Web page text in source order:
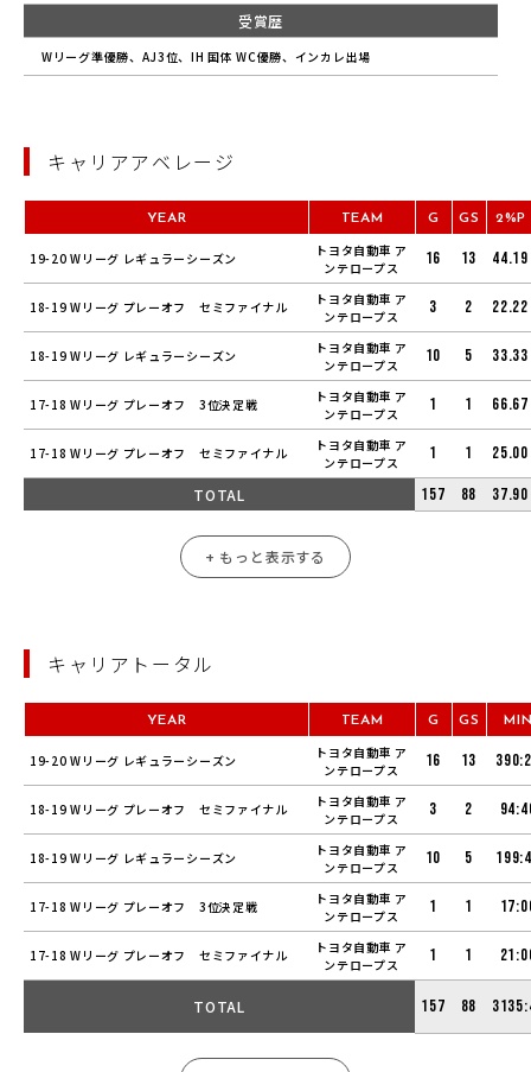
受賞歴
Wリーグ準優勝、AJ3位、IH 国体 WC優勝、インカレ出場
キャリアアベレージ
YEAR TEAM G GS 2%P
19-20 Wリーグ レギュラーシーズン
トヨタ自動車 ア
ンテロープス
16 13 44.19
18-19 Wリーグ プレーオフ セミファイナル
トヨタ自動車 ア
ンテロープス
3 2 22.22
18-19 Wリーグ レギュラーシーズン
トヨタ自動車 ア
ンテロープス
10 5 33.33
17-18 Wリーグ プレーオフ 3位決定戦
トヨタ自動車 ア
ンテロープス
1 1 66.67
17-18 Wリーグ プレーオフ セミファイナル
トヨタ自動車 ア
ンテロープス
1 1 25.00
TOTAL 157 88 37.90
+ もっと表示する
キャリアトータル
YEAR TEAM G GS
19-20 Wリーグ レギュラーシーズン
トヨタ自動車 ア
ンテロープス
16 13
18-19 Wリーグ プレーオフ セミファイナル
トヨタ自動車 ア
ンテロープス
3 2
18-19 Wリーグ レギュラーシーズン
トヨタ自動車 ア
ンテロープス
10 5
17-18 Wリーグ プレーオフ 3位決定戦
トヨタ自動車 ア
ンテロープス
1 1
17-18 Wリーグ プレーオフ セミファイナル
トヨタ自動車 ア
ンテロープス
1 1
TOTAL 157 88